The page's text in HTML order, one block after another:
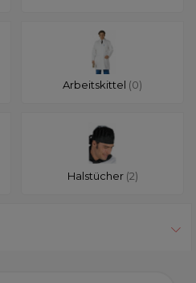
Arbeitskittel (0)
Halstücher (2)